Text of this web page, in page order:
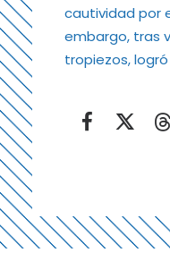
cautividad por
embargo, tras
tropiezos,